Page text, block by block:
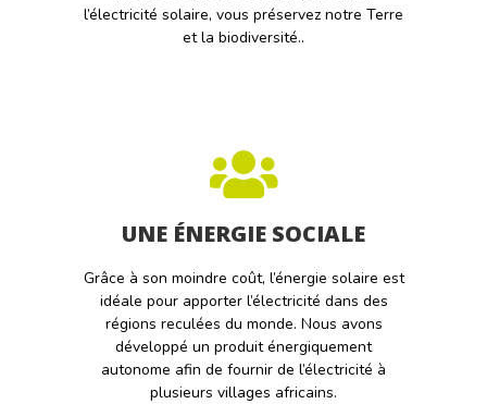
l’électricité solaire, vous préservez notre Terre
et la biodiversité..
UNE ÉNERGIE SOCIALE
Grâce à son moindre coût, l’énergie solaire est
idéale pour apporter l’électricité dans des
régions reculées du monde. Nous avons
développé un produit énergiquement
autonome afin de fournir de l’électricité à
plusieurs villages africains.